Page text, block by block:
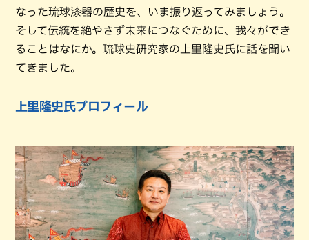
なった琉球漆器の歴史を、いま振り返ってみましょう。
そして伝統を絶やさず未来につなぐために、我々ができ
ることはなにか。琉球史研究家の上里隆史氏に話を聞い
てきました。
上里隆史氏プロフィール